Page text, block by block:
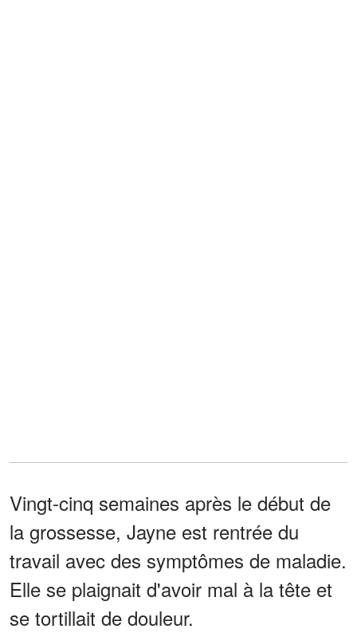
Vingt-cinq semaines après le début de
la grossesse, Jayne est rentrée du
travail avec des symptômes de maladie.
Elle se plaignait d'avoir mal à la tête et
se tortillait de douleur.